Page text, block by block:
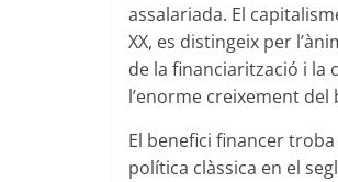
assalariada. El
XX, es distingeix per
de la financiarització i la
l’enorme creixement del
El benefici financer
política clàssica en el